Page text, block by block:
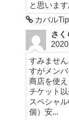
と思いま
カバル
さく
すみませ
すがメン
商店を使
チケット
スペシャ
個）安...